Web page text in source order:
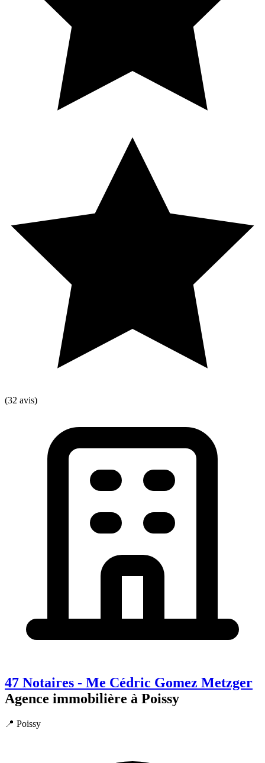
(32 avis)
47 Notaires - Me Cédric Gomez Metzger
Agence immobilière à Poissy
📍 Poissy